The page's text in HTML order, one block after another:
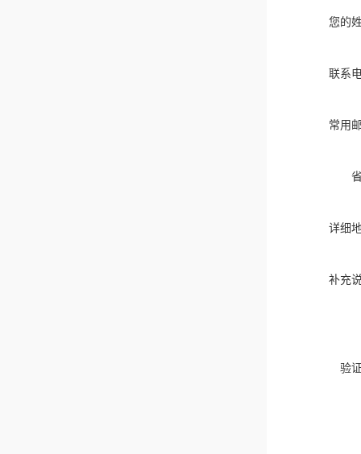
您的
联系
常用
详细
补充
验